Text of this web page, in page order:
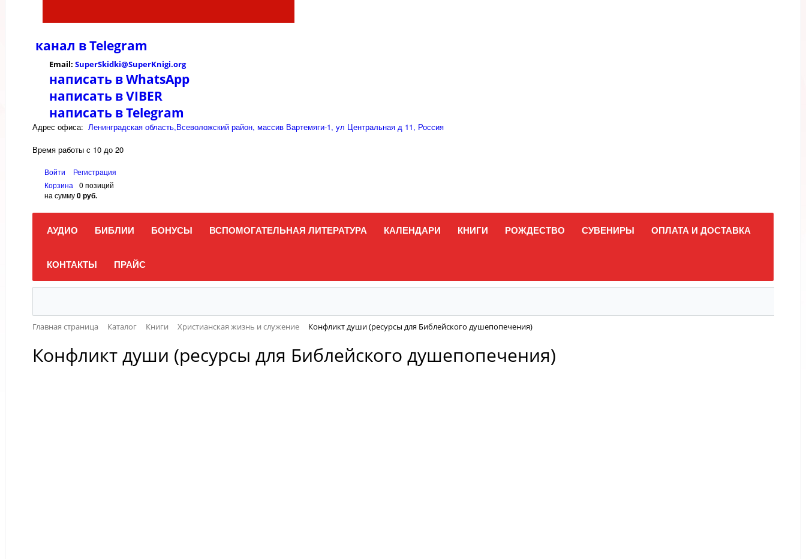
канал вTelegram
Email: SuperSkidki@SuperKnigi.org
написать в WhatsApp
написать в VIBER
написать в Telegram
Адрес офиса: Ленинградская область,Всеволожский район, массив Вартемяги-1, ул Центральная д 11, Россия
Время работы с 10 до 20
Войти
Регистрация
Корзина
0 позиций
на сумму0 руб.
АУДИО БИБЛИИ БОНУСЫ ВСПОМОГАТЕЛЬНАЯ ЛИТЕРАТУРА КАЛЕНДАРИ КНИГИ РОЖДЕСТВО СУВЕНИРЫ ОПЛАТА И ДОСТАВКА
КОНТАКТЫ ПРАЙС
Главная страница Каталог Книги Христианская жизнь и служение Конфликт души (ресурсы для Библейского душепопечения)
Конфликт души (ресурсы для Библейского душепопечения)